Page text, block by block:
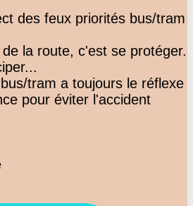
des feux priorités bus/tram
la route, c'est se protéger.
tram a toujours le réflexe
pour éviter l'accident